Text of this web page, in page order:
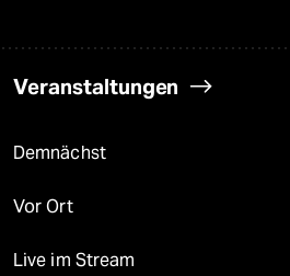
Veranstaltungen
Demnächst
Vor Ort
Live im Stream